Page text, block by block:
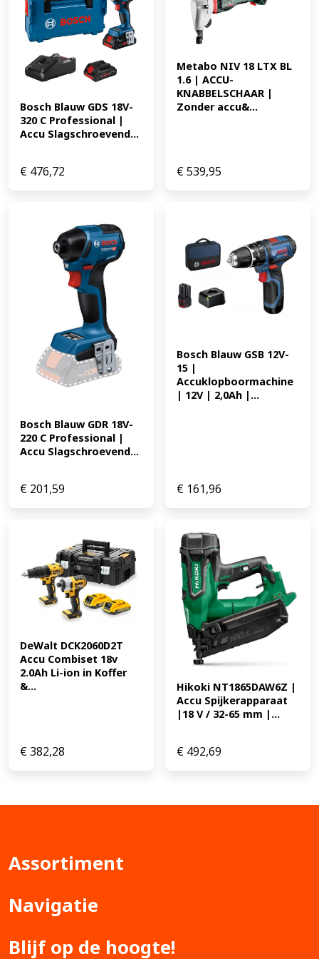
Bosch Blauw GDS 18V-
320 C Professional |
Accu Slagschroevend...
€ 476,72
Metabo NIV 18 LTX BL
1.6 | ACCU-
KNABBELSCHAAR |
Zonder accu&...
€539,95
Bosch Blauw GDR 18V-
220 C Professional |
Accu Slagschroevend...
€ 201,59
Bosch Blauw GSB 12V-
15 |
Accuklopboormachine
| 12V | 2,0Ah |...
€ 161,96
DeWalt DCK2060D2T
Accu Combiset 18v
2.0Ah Li-ion in Koffer
&...
€382,28
Hikoki NT1865DAW6Z |
Accu Spijkerapparaat
|18 V / 32-65 mm |...
€ 492,69
Assortiment
Navigatie
Blijf op de hoogte!